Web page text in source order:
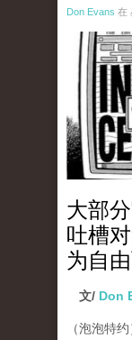
Don Evans 在
大部
吐槽
为自
文/ Don
（泡泡特约